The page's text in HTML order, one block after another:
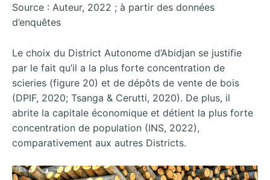
Source : Auteur, 2022 ; à partir des données
d’enquêtes
Le choix du District Autonome d’Abidjan se justifie
par le fait qu’il a la plus forte concentration de
scieries (figure 20) et de dépôts de vente de bois
(DPIF, 2020; Tsanga & Cerutti, 2020). De plus, il
abrite la capitale économique et détient la plus forte
concentration de population (INS, 2022),
comparativement aux autres Districts.